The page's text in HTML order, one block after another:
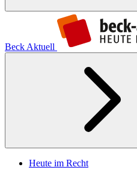
Beck Aktuell
Heute im Recht